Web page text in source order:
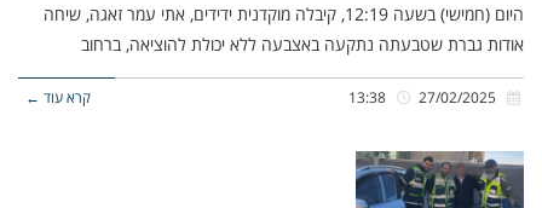
היום (חמישי) בשעה 12:19, קיבלה מוקדנית ידידים, אתי עמר זאגה, שיחה
אודות גברת שטבעתה נתקעה באצבעה ללא יכולת להוציאה, ברחוב
קרא עוד ←